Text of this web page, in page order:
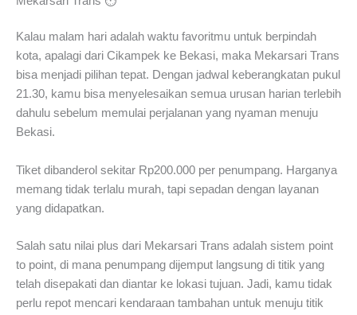
Kalau malam hari adalah waktu favoritmu untuk berpindah
kota, apalagi dari Cikampek ke Bekasi, maka Mekarsari Trans
bisa menjadi pilihan tepat. Dengan jadwal keberangkatan pukul
21.30, kamu bisa menyelesaikan semua urusan harian terlebih
dahulu sebelum memulai perjalanan yang nyaman menuju
Bekasi.
Tiket dibanderol sekitar Rp200.000 per penumpang. Harganya
memang tidak terlalu murah, tapi sepadan dengan layanan
yang didapatkan.
Salah satu nilai plus dari Mekarsari Trans adalah sistem point
to point, di mana penumpang dijemput langsung di titik yang
telah disepakati dan diantar ke lokasi tujuan. Jadi, kamu tidak
perlu repot mencari kendaraan tambahan untuk menuju titik